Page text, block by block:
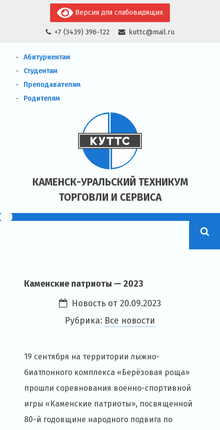
+7 (3439) 396-122 kuttc@mail.ru
Версия для слабовидящих
КАМЕНСК-УРАЛЬСКИЙ ТЕХНИКУМ
ТОРГОВЛИ И СЕРВИСА
Абитуриентам
Студентам
Преподавателям
Родителям
Каменские патриоты — 2023
Новость от 20.09.2023
Рубрика: Все новости
19 сентября на территории лыжно-
биатлонного комплекса «Берёзовая роща»
прошли соревнования военно-спортивной
игры «Каменские патриоты», посвященной
80-й годовщине народного подвига по